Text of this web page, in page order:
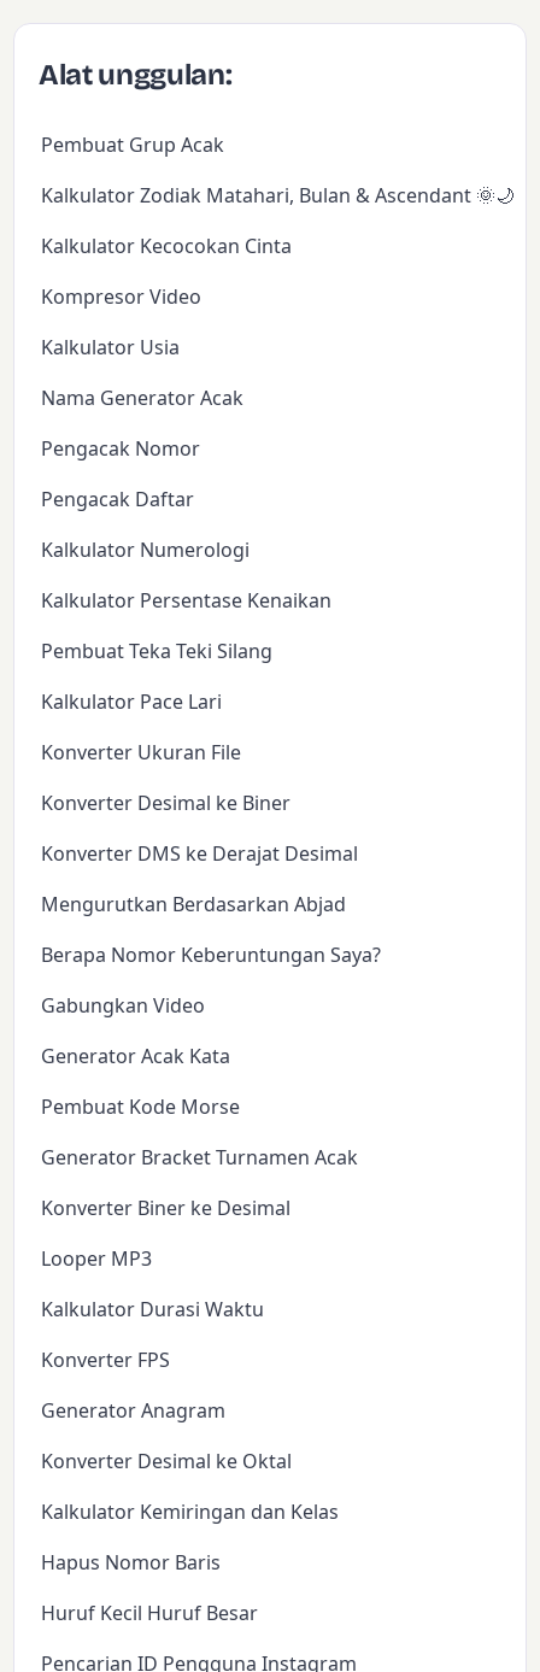
Alat unggulan:
Pembuat Grup Acak
Kalkulator Zodiak Matahari, Bulan & Ascendant 🌞🌙✨
Kalkulator Kecocokan Cinta
Kompresor Video
Kalkulator Usia
Nama Generator Acak
Pengacak Nomor
Pengacak Daftar
Kalkulator Numerologi
Kalkulator Persentase Kenaikan
Pembuat Teka Teki Silang
Kalkulator Pace Lari
Konverter Ukuran File
Konverter Desimal ke Biner
Konverter DMS ke Derajat Desimal
Mengurutkan Berdasarkan Abjad
Berapa Nomor Keberuntungan Saya?
Gabungkan Video
Generator Acak Kata
Pembuat Kode Morse
Generator Bracket Turnamen Acak
Konverter Biner ke Desimal
Looper MP3
Kalkulator Durasi Waktu
Konverter FPS
Generator Anagram
Konverter Desimal ke Oktal
Kalkulator Kemiringan dan Kelas
Hapus Nomor Baris
Huruf Kecil Huruf Besar
Pencarian ID Pengguna Instagram